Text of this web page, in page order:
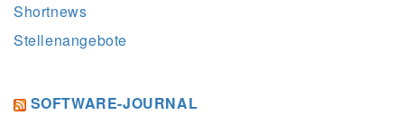
Shortnews
Stellenangebote
SOFTWARE-JOURNAL